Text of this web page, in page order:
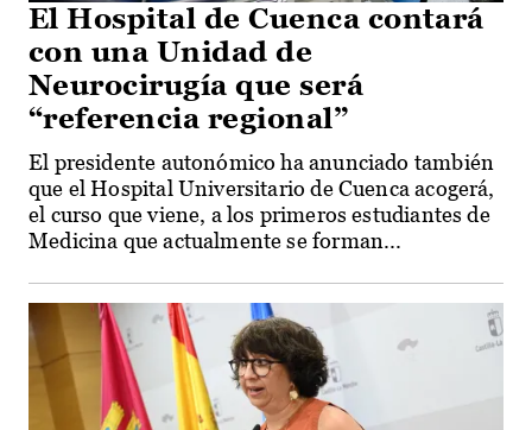
El Hospital de Cuenca contará
con una Unidad de
Neurocirugía que será
“referencia regional”
El presidente autonómico ha anunciado también
que el Hospital Universitario de Cuenca acogerá,
el curso que viene, a los primeros estudiantes de
Medicina que actualmente se forman...